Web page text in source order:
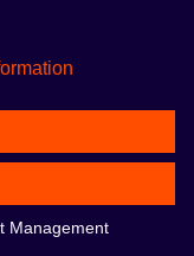
marki